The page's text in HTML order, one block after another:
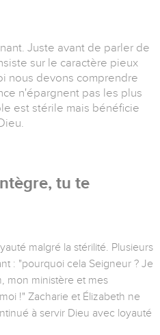
Juste avant de parler de
sur le caractère pieux
nous devons comprendre
n'épargnent pas les plus
est stérile mais bénéficie
tu te
malgré la stérilité. Plusieurs
: "pourquoi cela Seigneur ? Je
mon ministère et mes
!" Zacharie et Élizabeth ne
à servir Dieu avec loyauté